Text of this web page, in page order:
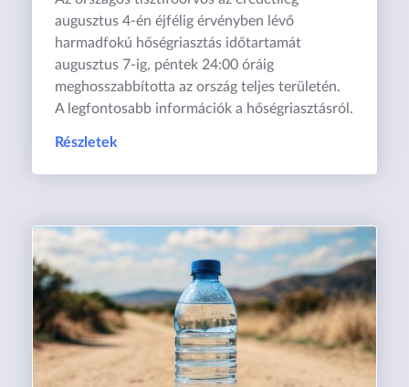
augusztus 4-én éjfélig érvényben lévő
harmadfokú hőségriasztás időtartamát
augusztus 7-ig, péntek 24:00 óráig
meghosszabbította az ország teljes területén.
A legfontosabb információk a hőségriasztásról.
Részletek